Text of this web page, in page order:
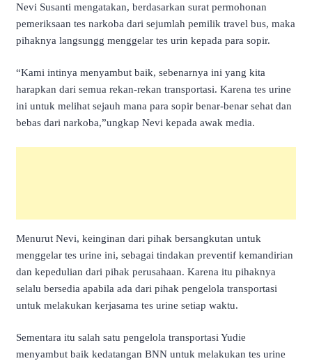
Nevi Susanti mengatakan, berdasarkan surat permohonan
pemeriksaan tes narkoba dari sejumlah pemilik travel bus, maka
pihaknya langsungg menggelar tes urin kepada para sopir.
“Kami intinya menyambut baik, sebenarnya ini yang kita
harapkan dari semua rekan-rekan transportasi. Karena tes urine
ini untuk melihat sejauh mana para sopir benar-benar sehat dan
bebas dari narkoba,”ungkap Nevi kepada awak media.
Menurut Nevi, keinginan dari pihak bersangkutan untuk
menggelar tes urine ini, sebagai tindakan preventif kemandirian
dan kepedulian dari pihak perusahaan. Karena itu pihaknya
selalu bersedia apabila ada dari pihak pengelola transportasi
untuk melakukan kerjasama tes urine setiap waktu.
Sementara itu salah satu pengelola transportasi Yudie
menyambut baik kedatangan BNN untuk melakukan tes urine